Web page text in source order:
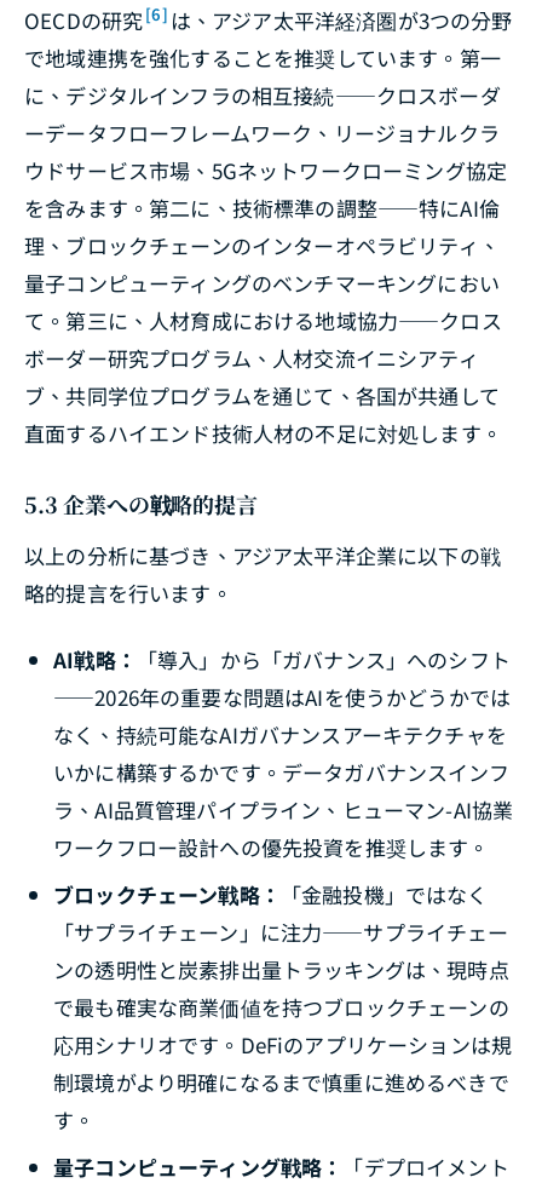
OECDの研究[6] は、アジア太平洋経済圏が3つの分野
で地域連携を強化することを推奨しています。第一
に、デジタルインフラの相互接続――クロスボーダ
ーデータフローフレームワーク、リージョナルクラ
ウドサービス市場、5Gネットワークローミング協定
を含みます。第二に、技術標準の調整――特にAI倫
理、ブロックチェーンのインターオペラビリティ、
量子コンピューティングのベンチマーキングにおい
て。第三に、人材育成における地域協力――クロス
ボーダー研究プログラム、人材交流イニシアティ
ブ、共同学位プログラムを通じて、各国が共通して
直面するハイエンド技術人材の不足に対処します。
5.3 企業への戦略的提言
以上の分析に基づき、アジア太平洋企業に以下の戦
略的提言を行います。
AI戦略：
「導入」から「ガバナンス」へのシフト
――2026年の重要な問題はAIを使うかどうかでは
なく、持続可能なAIガバナンスアーキテクチャを
いかに構築するかです。データガバナンスインフ
ラ、AI品質管理パイプライン、ヒューマン-AI協業
ワークフロー設計への優先投資を推奨します。
ブロックチェーン戦略：
「金融投機」ではなく
「サプライチェーン」に注力――サプライチェー
ンの透明性と炭素排出量トラッキングは、現時点
で最も確実な商業価値を持つブロックチェーンの
応用シナリオです。DeFiのアプリケーションは規
制環境がより明確になるまで慎重に進めるべきで
す。
量子コンピューティング戦略：
「デプロイメント